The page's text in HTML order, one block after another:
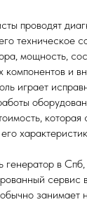
проводят
техническое
мощность,
компонентов и
играет
которая
генератор в
сервис
занимает